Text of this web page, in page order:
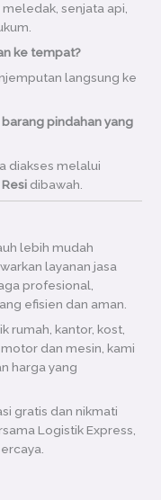
senjata api,
ke tempat?
langsung ke
pindahan yang
diakses melalui
dibawah.
lebih mudah
layanan jasa
profesional,
efisien dan aman.
rumah, kantor, kost,
dan mesin, kami
harga yang
gratis dan nikmati
Logistik Express,